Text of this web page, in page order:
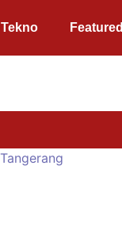
Tekno Featured